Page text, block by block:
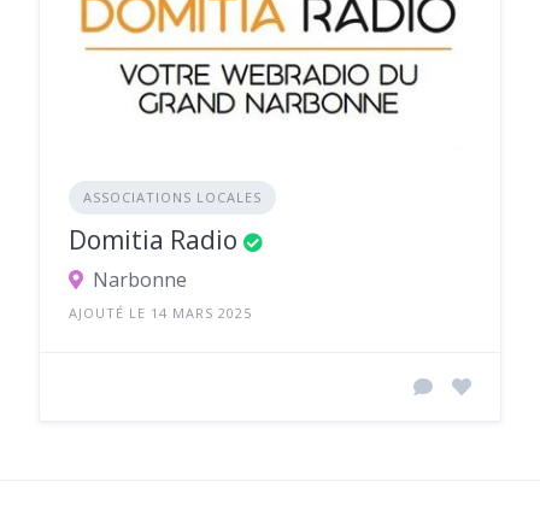
ASSOCIATIONS LOCALES
Domitia Radio
Narbonne
AJOUTÉ LE 14 MARS 2025